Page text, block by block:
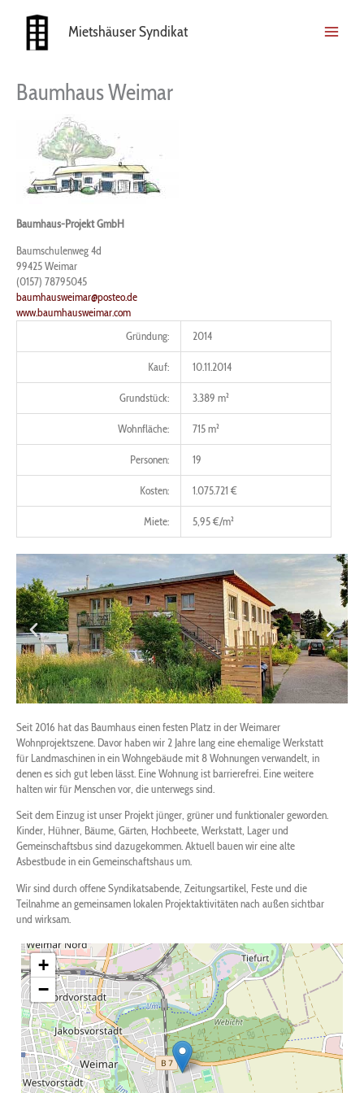
springen
Mietshäuser Syndikat
Baumhaus Weimar
Baumhaus-Projekt GmbH
Baumschulenweg 4d
99425Weimar
(0157) 78795045
baumhausweimar@posteo.de
www.baumhausweimar.com
Gründung:
2014
Kauf: 10.11.2014
Grundstück: 3.389 m²
Wohnfläche: 715 m²
Personen: 19
Kosten: 1.075.721 €
Miete: 5,95 €/m²
Seit 2016 hat das Baumhaus einen festen Platz in der Weimarer
Wohnprojektszene. Davor haben wir 2 Jahre lang eine ehemalige Werkstatt
für Landmaschinen in ein Wohngebäude mit 8 Wohnungen verwandelt, in
denen es sich gut leben lässt. Eine Wohnung ist barrierefrei. Eine weitere
halten wir für Menschen vor, die unterwegs sind.
Seit dem Einzug ist unser Projekt jünger, grüner und funktionaler geworden.
Kinder, Hühner, Bäume, Gärten, Hochbeete, Werkstatt, Lager und
Gemeinschaftsbus sind dazugekommen. Aktuell bauen wir eine alte
Asbestbude in ein Gemeinschaftshaus um.
Wir sind durch offene Syndikatsabende, Zeitungsartikel, Feste und die
Teilnahme an gemeinsamen lokalen Projektaktivitäten nach außen sichtbar
und wirksam.
+
−